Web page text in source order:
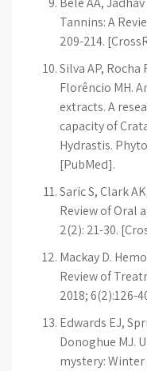
Tannins: A
209-214.
Silva AP, Rocha
Florêncio MH.
extracts. A
capacity of
Hydrastis.
[PubMed].
Saric S, Clark
Review of Oral
2(2): 21-30.
Mackay D.
Review of
2018; 6(2):126-
Edwards EJ,
Donoghue MJ.
mystery: